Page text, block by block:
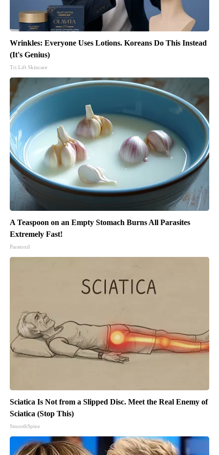
Wrinkles: Everyone Uses Lotions. Koreans Do This Instead
(It's Genius)
Tri Lift Skincare
A Teaspoon on an Empty Stomach Burns All Parasites
Extremely Fast!
Paratoxil
Sciatica Is Not from a Slipped Disc. Meet the Real Enemy of
Sciatica (Stop This)
SmoothSpine